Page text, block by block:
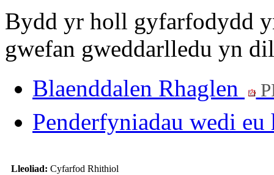
Bydd yr holl gyfarfodydd
gwefan gweddarlledu yn
Blaenddalen Rhaglen
Penderfyniadau wedi
Lleoliad: Cyfarfod Rhithiol